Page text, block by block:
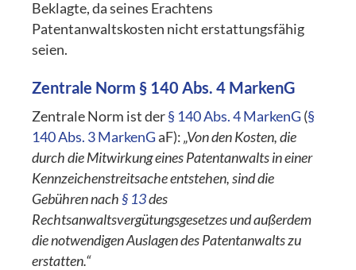
Beklagte, da seines Erachtens
Patentanwaltskosten nicht erstattungsfähig
seien.
Zentrale Norm § 140 Abs. 4 MarkenG
Zentrale Norm ist der§ 140 Abs. 4 MarkenG (§
140 Abs. 3 MarkenGaF):„Von den Kosten, die
durch die Mitwirkung eines Patentanwalts in einer
Kennzeichenstreitsache entstehen, sind die
Gebühren nach § 13des
Rechtsanwaltsvergütungsgesetzes und außerdem
die notwendigen Auslagen des Patentanwalts zu
erstatten.“